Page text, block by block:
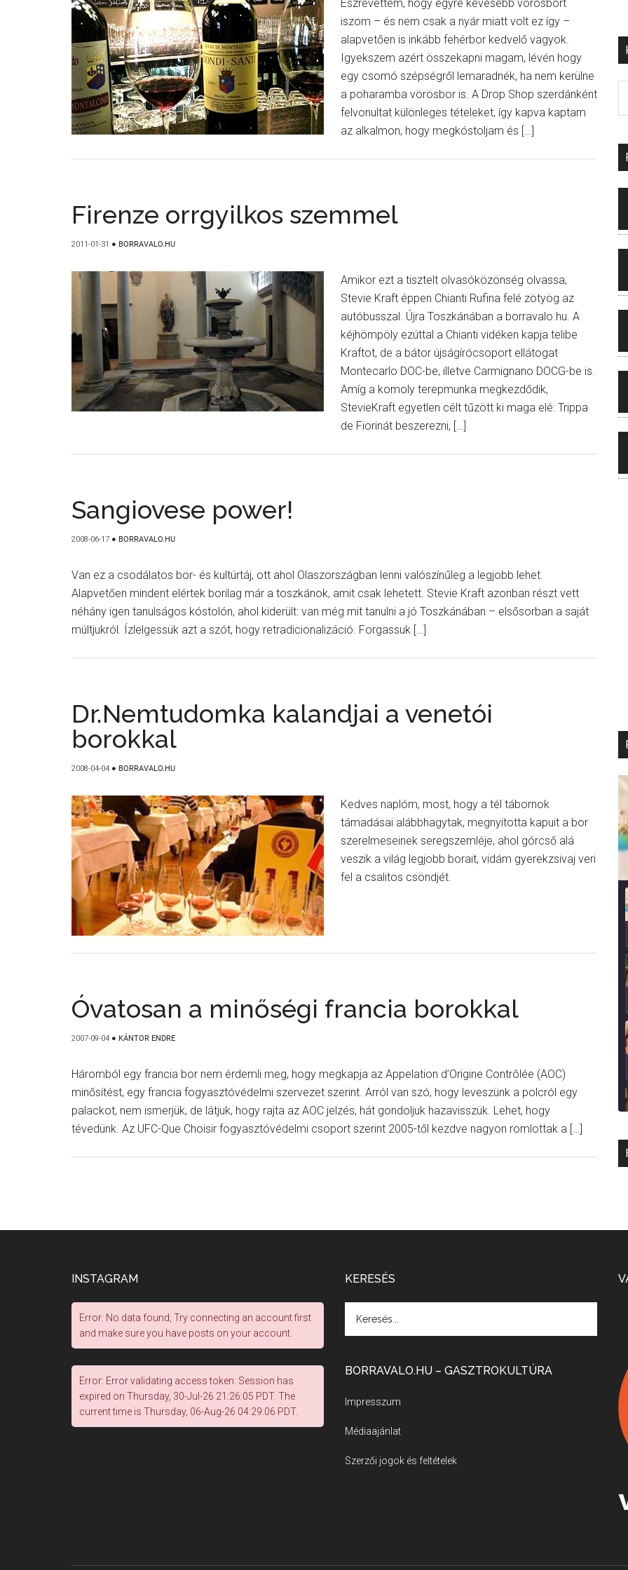
Észrevettem, hogy egyre kevesebb vörösbort
iszom – és nem csak a nyár miatt volt ez így –
alapvetően is inkább fehérbor kedvelő vagyok.
Igyekszem azért összekapni magam, lévén hogy
egy csomó szépségről lemaradnék, ha nem kerülne
a poharamba vörösbor is. A Drop Shop szerdánként
felvonultat különleges tételeket, így kapva kaptam
az alkalmon, hogy megkóstoljam és […]
Firenze orrgyilkos szemmel
2011-01-31 ● BORRAVALO.HU
Amikor ezt a tisztelt olvasóközönség olvassa,
Stevie Kraft éppen Chianti Rufina felé zötyög az
autóbusszal. Újra Toszkánában a borravalo.hu. A
kéjhömpöly ezúttal a Chianti vidéken kapja telibe
Kraftot, de a bátor újságírócsoport ellátogat
Montecarlo DOC-be, illetve Carmignano DOCG-be is.
Amíg a komoly terepmunka megkezdődik,
StevieKraft egyetlen célt tűzött ki maga elé: Trippa
de Fiorinát beszerezni, […]
Sangiovese power!
2008-06-17 ● BORRAVALO.HU
Van ez a csodálatos bor- és kultúrtáj, ott ahol Olaszországban lenni valószínűleg a legjobb lehet.
Alapvetően mindent elértek borilag már a toszkánok, amit csak lehetett. Stevie Kraft azonban részt vett
néhány igen tanulságos kóstolón, ahol kiderült: van még mit tanulni a jó Toszkánában – elsősorban a saját
múltjukról. Ízlelgessük azt a szót, hogy retradicionalizáció. Forgassuk […]
Dr.Nemtudomka kalandjai a venetói
borokkal
2008-04-04 ● BORRAVALO.HU
Kedves naplóm, most, hogy a tél tábornok
támadásai alábbhagytak, megnyitotta kapuit a bor
szerelmeseinek seregszemléje, ahol górcső alá
veszik a világ legjobb borait, vidám gyerekzsivaj veri
fel a csalitos csöndjét.
Óvatosan a minőségi francia borokkal
2007-09-04 ● KÁNTOR ENDRE
Háromból egy francia bor nem érdemli meg, hogy megkapja az Appelation d’Origine Contrôlée (AOC)
minősítést, egy francia fogyasztóvédelmi szervezet szerint. Arról van szó, hogy leveszünk a polcról egy
palackot, nem ismerjük, de látjuk, hogy rajta az AOC jelzés, hát gondoljuk hazavisszük. Lehet, hogy
tévedünk. Az UFC-Que Choisir fogyasztóvédelmi csoport szerint 2005-től kezdve nagyon romlottak a […]
INSTAGRAM
Error: No data found, Try connecting an account first
and make sure you have posts on your account.
Error: Error validating access token: Session has
expired on Thursday, 30-Jul-26 21:26:05 PDT. The
current time is Thursday, 06-Aug-26 04:29:06 PDT.
KERESÉS
BORRAVALO.HU – GASZTROKULTÚRA
Impresszum
Médiaajánlat
Szerzői jogok és feltételek